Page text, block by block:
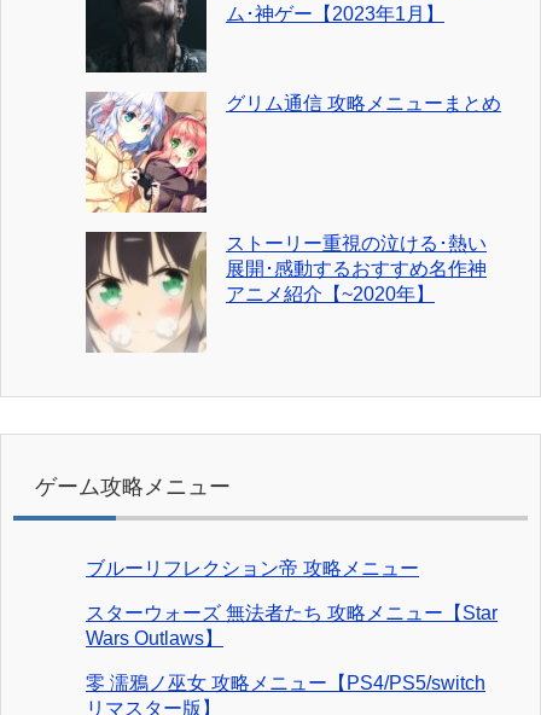
ム･神ゲー【2023年1月】
グリム通信 攻略メニューまとめ
ストーリー重視の泣ける･熱い
展開･感動するおすすめ名作神
アニメ紹介【~2020年】
ゲーム攻略メニュー
ブルーリフレクション帝 攻略メニュー
スターウォーズ 無法者たち 攻略メニュー【Star
Wars Outlaws】
零 濡鴉ノ巫女 攻略メニュー【PS4/PS5/switch
リマスター版】